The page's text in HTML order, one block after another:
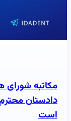
مکاتبه شورای
دادستان
است